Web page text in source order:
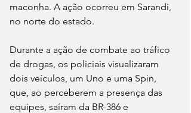
maconha. A ação ocorreu em Sarandi,
no norte do estado.
Durante a ação de combate ao tráfico
de drogas, os policiais visualizaram
dois veículos, um Uno e uma Spin,
que, ao perceberem a presença das
equipes, saíram da BR-386 e